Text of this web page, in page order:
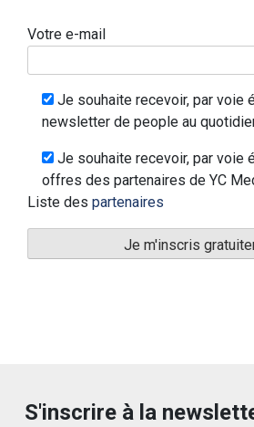
Votre e-mail
Je souhaite recevoir, par voie
newsletter de people au
Je souhaite recevoir, par voie
offres des partenaires de YC
Liste des partenaires
S'inscrire à la